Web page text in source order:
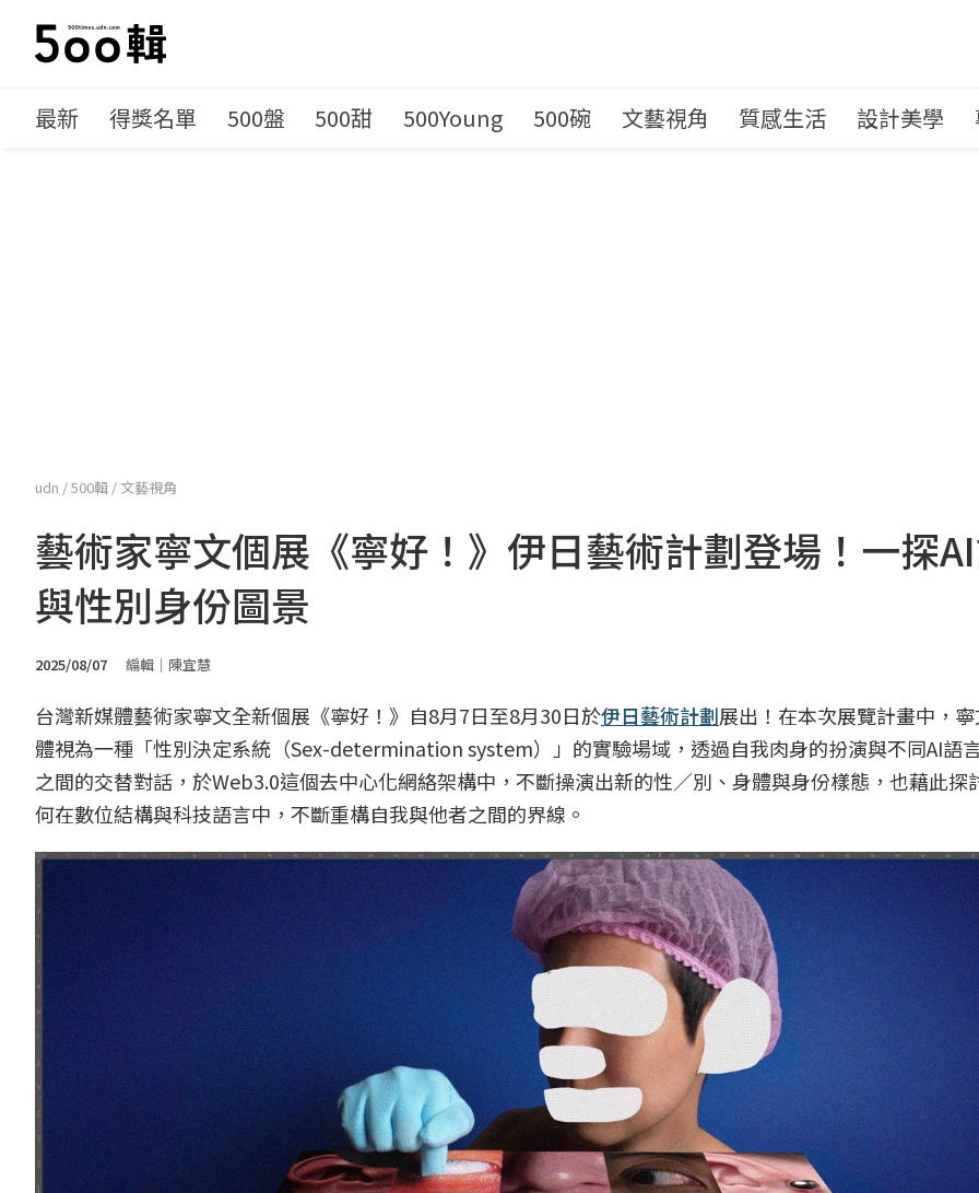
最新 得獎名單 500盤 500甜 500Young 500碗 文藝視角 質感生活 設計美學
udn /500輯 / 文藝視角
藝術家寧文個展《寧好！》伊日藝術計劃登場！一探
與性別身份圖景
2025/08/07 編輯｜陳宜慧
台灣新媒體藝術家寧文全新個展《寧好！》自8月7日至8月30日於伊日藝術計劃展出！在本次展覽計畫中，
體視為一種「性別決定系統（Sex-determination system）」的實驗場域，透過自我肉身的扮演與不同AI語
之間的交替對話，於Web3.0這個去中心化網絡架構中，不斷操演出新的性／別、身體與身份樣態，也藉此探
何在數位結構與科技語言中，不斷重構自我與他者之間的界線。